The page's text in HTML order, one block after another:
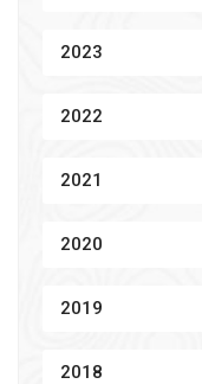
2023
2022
2021
2020
2019
2018